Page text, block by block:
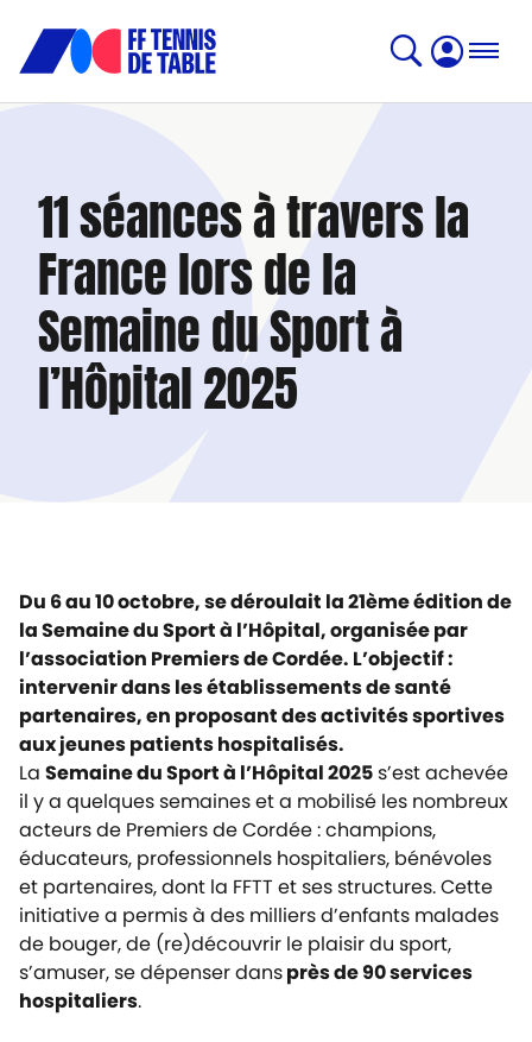
11 séances à travers la
France lors de la
Semaine du Sport à
l’Hôpital 2025
Du 6 au 10 octobre, se déroulait la 21ème édition de
la Semaine du Sport à l’Hôpital, organisée par
l’association Premiers de Cordée. L’objectif :
intervenir dans les établissements de santé
partenaires, en proposant des activités sportives
aux jeunes patients hospitalisés.
La Semaine du Sport à l’Hôpital 2025s’est achevée
il y a quelques semaines et a mobilisé les nombreux
acteurs de Premiers de Cordée: champions,
éducateurs, professionnels hospitaliers, bénévoles
et partenaires, dont la FFTT et ses structures. Cette
initiative a permis à des milliers d’enfants malades
de bouger, de (re)découvrir le plaisir du sport,
s’amuser, se dépenser dansprès de 90 services
hospitaliers.